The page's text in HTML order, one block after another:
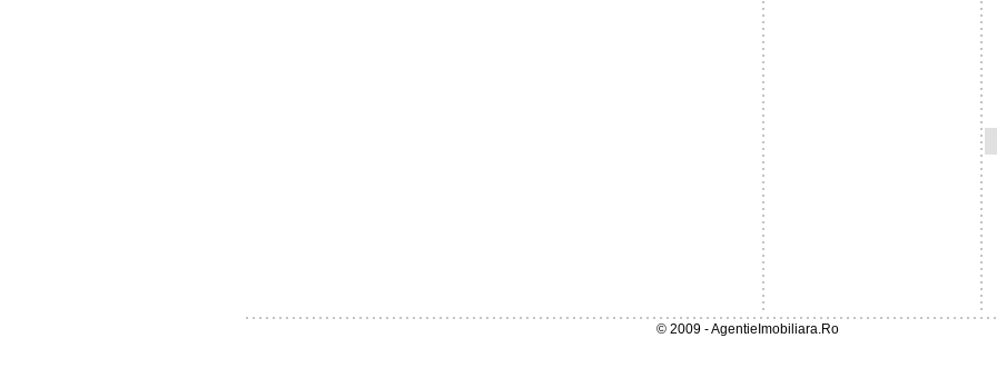
© 2009 - AgentieImobiliara.Ro